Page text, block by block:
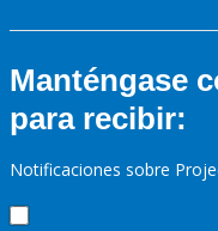
Manténgase
para recibir:
Notificaciones sobre